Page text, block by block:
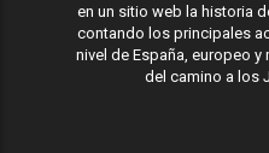
en un sitio web la historia
contando los principales
nivel de España, europeo
del camino a los